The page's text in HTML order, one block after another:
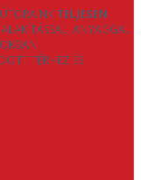
TELJESEN
ANYAGGAL
TÉRHEZ ÉS